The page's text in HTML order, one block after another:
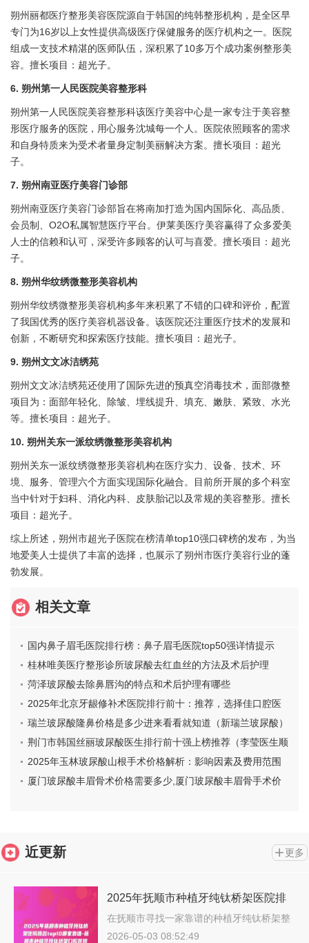
朔州丽都医疗整形美容医院源自于韩国的纯韩整形机构，是全区早
专门为16岁以上女性提供高级医疗保健服务的医疗机构之一。医院
组成一支技术精湛的医师队伍，深积累了10多万个成功案例整形美
容。擅长项目：超光子。
6. 朔州第一人民医院美容整形科
朔州第一人民医院美容整形科该医疗美容中心是一家专注于美容整
形医疗服务的医院，用心服务沈城每一个人。医院依照顾客的需求
和自身特质来为受术者量身定制美丽解决方案。擅长项目：超光
子。
7. 朔州南亚医疗美容门诊部
朔州南亚医疗美容门诊部旨在将南加打造为国内国际化、高品质、
会员制、O2O私属智慧医疗平台。伊莱美医疗美容赢得了众多爱美
人士的信赖和认可，深受许多顾客的认可与喜爱。擅长项目：超光
子。
8. 朔州华纹绣微整形美容机构
朔州华纹绣微整形美容机构多年来积累了不错的口碑和评价，配置
了我国优秀的医疗美容机器设备。该医院还注重医疗技术的发展和
创新，不断研究和探索医疗技能。擅长项目：超光子。
9. 朔州文文冰洁绣苑
朔州文文冰洁绣苑还使用了国际先进的预真空消毒技术，面部微整
项目为：面部年轻化、除皱、埋线提升、填充、嫩肤、紧致、水光
等。擅长项目：超光子。
10. 朔州关东一派纹绣微整形美容机构
朔州关东一派纹绣微整形美容机构在医疗实力、设备、技术、环
境、服务、管理六个方面实现国际化融合。目前所开展的多个科室
当中针对于妇科、消化内科、皮肤胎记以及常规的美容整形。擅长
项目：超光子。
综上所述，朔州市超光子医院在榜清单top10强口碑榜的发布，为当
地爱美人士提供了丰富的选择，也展示了朔州市医疗美容行业的蓬
勃发展。
相关文章
国内鼻子眉毛医院排行榜：鼻子眉毛医院top50强详情提示
桂林唯美医疗整形诊所玻尿酸去红血丝的方法及术后护理
菏泽玻尿酸去除鼻唇沟的特点和术后护理有哪些
2025年北京牙龈修补术医院排行前十：推荐，选择佳口腔医
疗机构
瑞兰玻尿酸隆鼻价格是多少进来看看就知道（新瑞兰玻尿酸）
荆门市韩国丝丽玻尿酸医生排行前十强上榜推荐（李莹医生顺
利入围）
2025年玉林玻尿酸山根手术价格解析：影响因素及费用范围
厦门玻尿酸丰眉骨术价格需要多少,厦门玻尿酸丰眉骨手术价
近更新 更多
2025年抚顺市种植牙纯钛桥架医院排
名top10哪家靠谱-抚顺市种植牙纯钛桥
架口腔医院
在抚顺市寻找一家靠谱的种植牙纯钛桥架整
形…
2026-05-03 08:52:49